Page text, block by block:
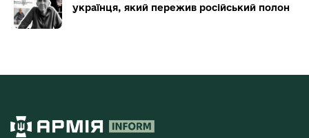
українця, який пережив російський полон